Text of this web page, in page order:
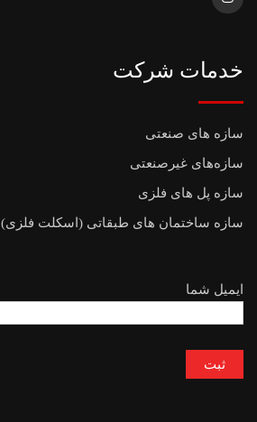
خدمات شرکت
سازه های صنعتی
سازه‌های غیرصنعتی
سازه پل های فلزی
سازه ساختمان های طبقاتی (اسکلت فلزی)
ایمیل شما